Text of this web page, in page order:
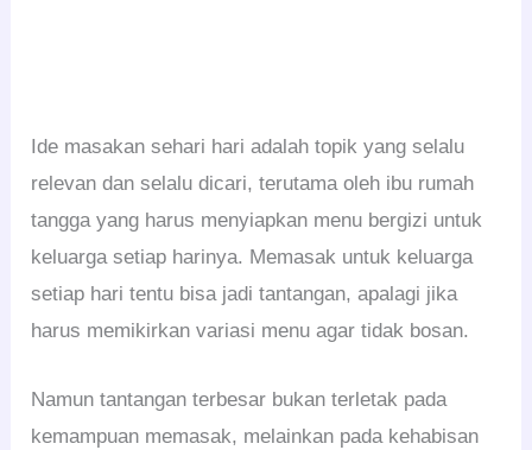
Ide masakan sehari hari adalah topik yang selalu
relevan dan selalu dicari, terutama oleh ibu rumah
tangga yang harus menyiapkan menu bergizi untuk
keluarga setiap harinya. Memasak untuk keluarga
setiap hari tentu bisa jadi tantangan, apalagi jika
harus memikirkan variasi menu agar tidak bosan.
Namun tantangan terbesar bukan terletak pada
kemampuan memasak, melainkan pada kehabisan